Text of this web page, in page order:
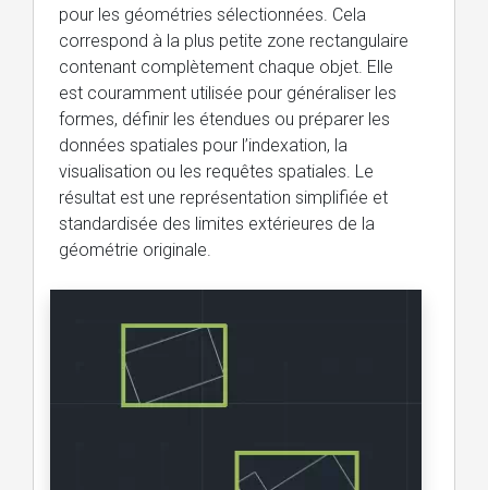
pour les géométries sélectionnées. Cela
correspond à la plus petite zone rectangulaire
contenant complètement chaque objet. Elle
est couramment utilisée pour généraliser les
formes, définir les étendues ou préparer les
données spatiales pour l’indexation, la
visualisation ou les requêtes spatiales. Le
résultat est une représentation simplifiée et
standardisée des limites extérieures de la
géométrie originale.